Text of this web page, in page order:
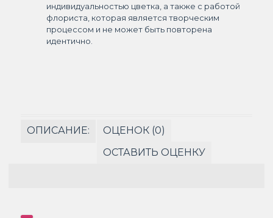
индивидуальностью цветка, а также с работой
флориста, которая является творческим
процессом и не может быть повторена
идентично.
ОПИСАНИЕ:
ОЦЕНОК (0)
ОСТАВИТЬ ОЦЕНКУ